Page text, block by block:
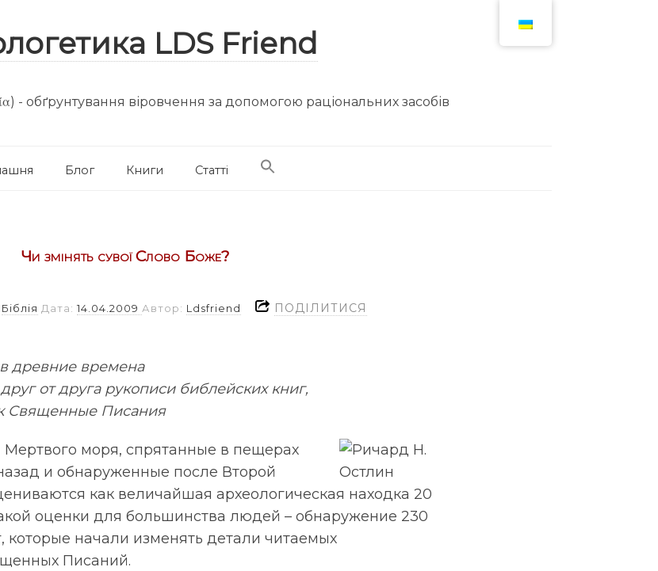
- обґрунтування віровчення за допомогою раціональних засобів
Блог Книги Статті
Чи змінять сувої Слово Боже?
Біблія Дата: 14.04.2009 Автор: Ldsfriend ПОДІЛИТИСЯ
древние времена
от друга рукописи библейских книг,
Священные Писания
Мертвого моря, спрятанные в пещерах
и обнаруженные после Второй
как величайшая археологическая находка 20
оценки для большинства людей – обнаружение 230
которые начали изменять детали читаемых
Писаний.